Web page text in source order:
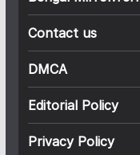
Contact us
DMCA
Editorial Policy
Privacy Policy